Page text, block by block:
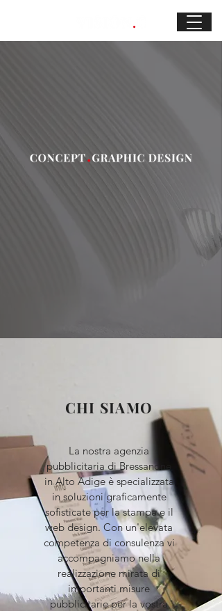
CHI SIAMO
La nostra agenzia
pubblicitaria di Bressanone
in Alto Adige è specializzata
in soluzioni graficamente
sofisticate per la stampa e il
web design. Con un'elevata
competenza di consulenza vi
accompagniamo nella
realizzazione mirata di
importanti misure
pubblicitarie per la vostra